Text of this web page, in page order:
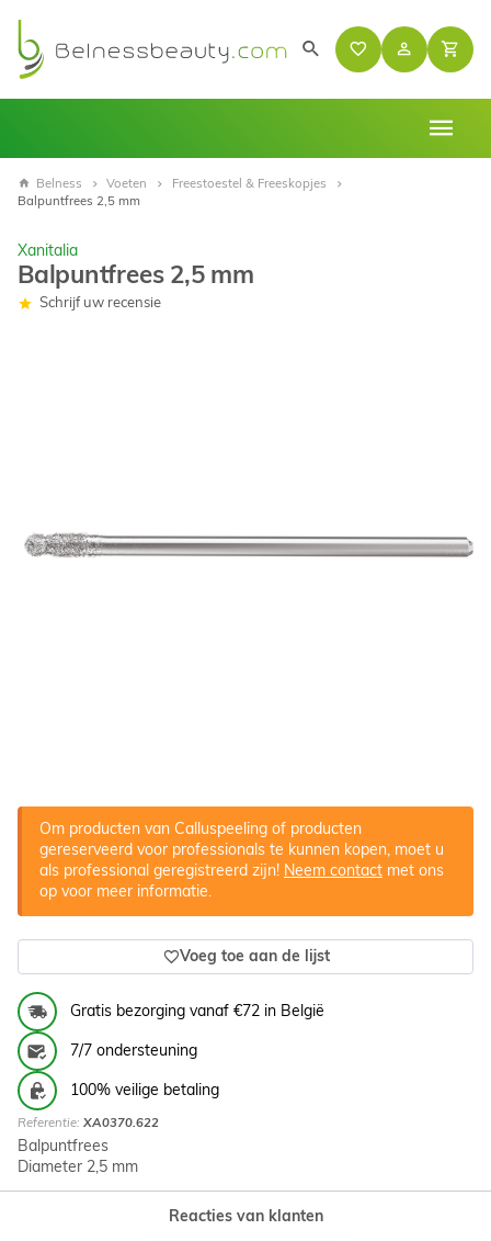
Belness Voeten
Freestoestel & Freeskopjes
Balpuntfrees 2,5 mm
Xanitalia
Balpuntfrees 2,5 mm
Schrijf uw recensie
Om producten van Calluspeeling of producten
gereserveerd voor professionals te kunnen kopen, moet u
als professional geregistreerd zijn! Neem contact met ons
op voor meer informatie.
Voeg toe aan de lijst
Gratis bezorging vanaf €72 in België
7/7 ondersteuning
100% veilige betaling
Referentie: XA0370.622
Balpuntfrees
Diameter 2,5 mm
Reacties van klanten